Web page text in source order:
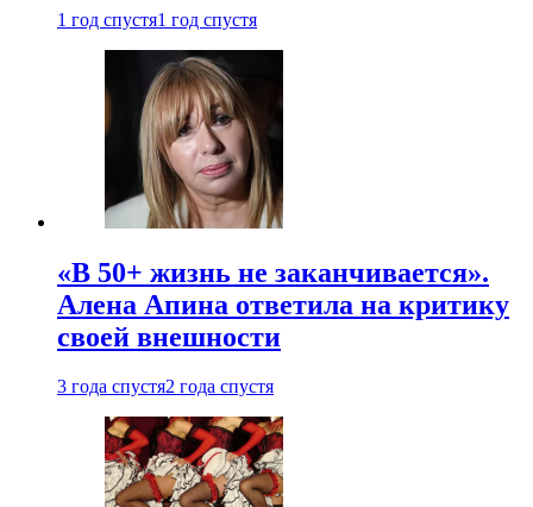
1 год спустя1 год спустя
«В 50+ жизнь не заканчивается».
Алена Апина ответила на критику
своей внешности
3 года спустя2 года спустя